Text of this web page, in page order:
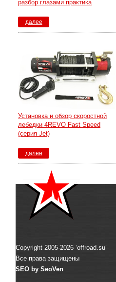
разбор глазами практика
далее
Установка и обзор скоростной
лебедки 4REVO Fast Speed
(серия Jet)
далее
Copyright 2005-2026 ‘offroad.su’
Все права защищены
SEO by SeoVen